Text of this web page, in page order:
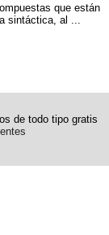
que están
sintáctica, al ...
de todo tipo gratis